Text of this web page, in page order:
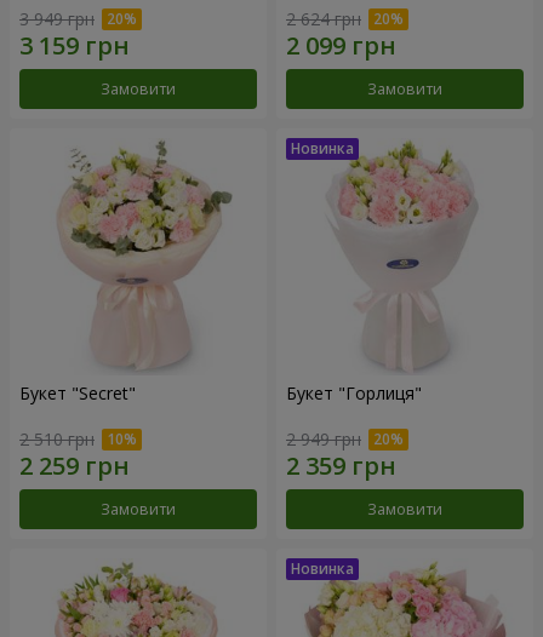
3 949 грн
Замовити
2 624 грн
Замовити
Букет "Secret"
2 510 грн
Замовити
Букет "Горлиця"
2 949 грн
Замовити